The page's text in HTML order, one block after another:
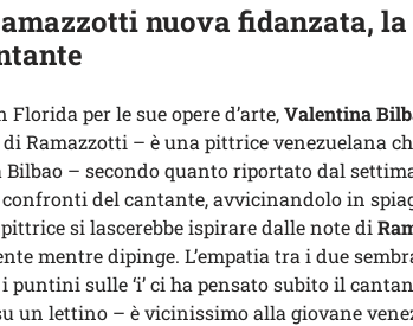
nuova fidanzata,
Florida per le sue opere d’arte,Valentina
Ramazzotti – è una pittrice venezuelana
Bilbao – secondo quanto riportato dal
confronti del cantante, avvicinandolo in
si lascerebbe ispirare dalle note di
mentre dipinge. L’empatia tra i due
puntini sulle ‘i’ ci ha pensato subito il
un lettino – è vicinissimo alla giovane